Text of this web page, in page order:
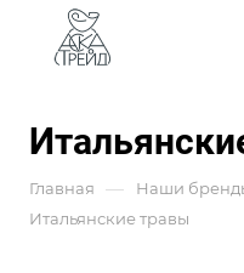
Главная — Наши
Итальянские травы